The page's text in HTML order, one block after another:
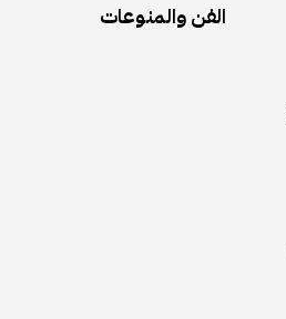
الفن والمنوعات